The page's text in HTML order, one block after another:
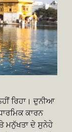
ਰਿਹਾ। ਦੁਨੀਆ
ਕਾਰਨ
ਮਨੁੱਖਤਾ ਦੇ ਸੁਨੇਹੇ